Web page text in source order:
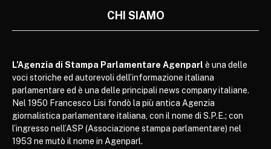
CHI SIAMO
L’Agenzia di Stampa Parlamentare Agenparl è una delle
voci storiche ed autorevoli dell’informazione italiana
parlamentare ed è una delle principali news company italiane.
Nel 1950 Francesco Lisi fondò la più antica Agenzia
giornalistica parlamentare italiana, con il nome di S.P.E.; con
l’ingresso nell’ASP (Associazione stampa parlamentare) nel
1953 ne mutò il nome in Agenparl.